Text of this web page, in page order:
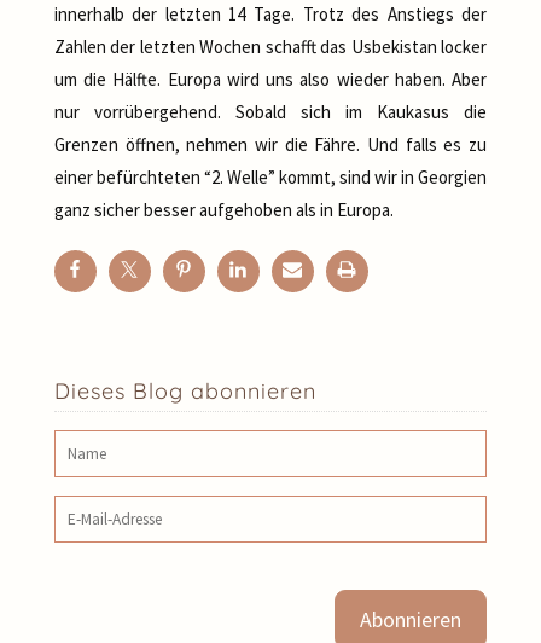
innerhalb der letzten 14 Tage. Trotz des Anstiegs der
Zahlen der letzten Wochen schafft das Usbekistan locker
um die Hälfte. Europa wird uns also wieder haben. Aber
nur vorrübergehend. Sobald sich im Kaukasus die
Grenzen öffnen, nehmen wir die Fähre. Und falls es zu
einer befürchteten “2. Welle” kommt, sind wir in Georgien
ganz sicher besser aufgehoben als in Europa.
Dieses Blog abonnieren